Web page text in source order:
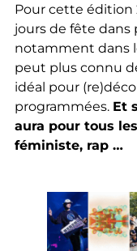
Pour cette édition
jours de fête dans
notamment dans
peut plus connu
idéal pour
programmées. Et
aura pour tous
féministe, rap …